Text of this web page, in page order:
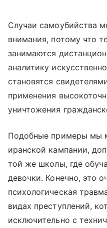
Случаи самоубийства
внимания, потому что
занимаются
аналитику
становятся
применения
уничтожения
Подобные примеры мы
иранской кампании,
той же школы, где
девочки. Конечно, это
психологическая
видах преступлений,
исключительно с